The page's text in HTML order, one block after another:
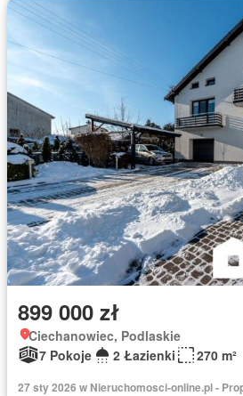
899 000 zł
Ciechanowiec, Podlaskie
7 Pokoje
2 Łazienki 270 m²
27 sty 2026 w Nieruchomosci-online.pl -